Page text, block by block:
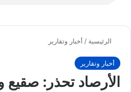
الرئيسية / أخبار وتقارير
أخبار وتقارير
الأرصاد تحذر: صقيع